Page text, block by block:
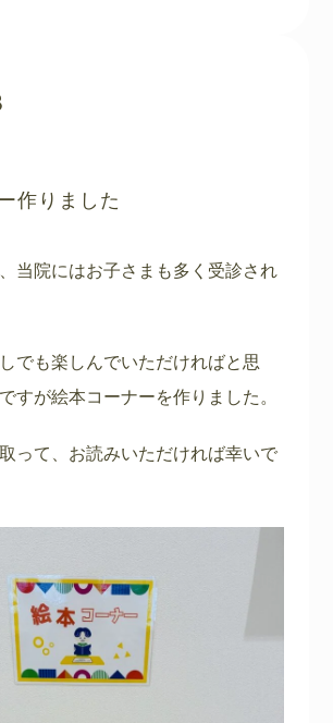
作りました
当院にはお子さまも多く受診され
でも楽しんでいただければと思
すが絵本コーナーを作りました。
って、お読みいただければ幸いで